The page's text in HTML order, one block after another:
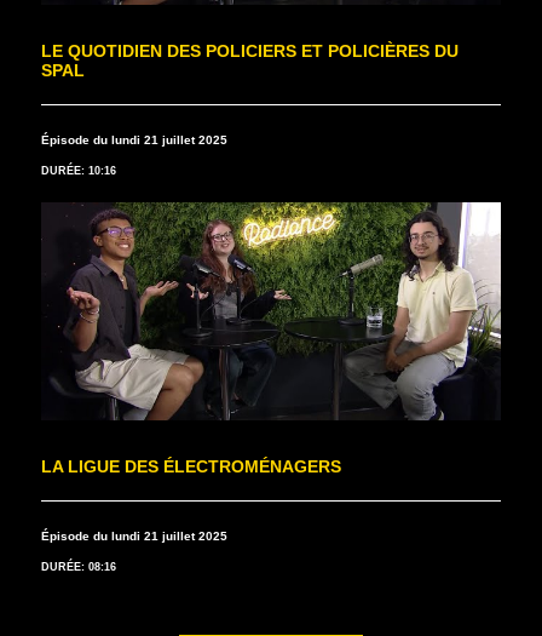
LE QUOTIDIEN DES POLICIERS ET POLICIÈRES DU
SPAL
Épisode du lundi 21 juillet 2025
DURÉE: 10:16
LA LIGUE DES ÉLECTROMÉNAGERS
Épisode du lundi 21 juillet 2025
DURÉE: 08:16